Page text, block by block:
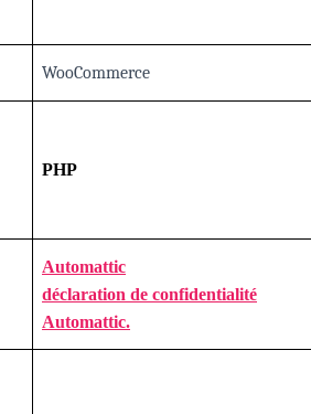
WooCommerce
PHP
Automattic
déclaration de confidentialité
Automattic.